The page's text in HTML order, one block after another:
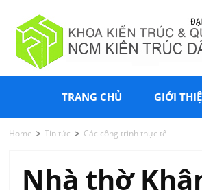
TRANG CHỦ GIỚI
Home Tin tức Các công trình thực tế
Nhà thờ